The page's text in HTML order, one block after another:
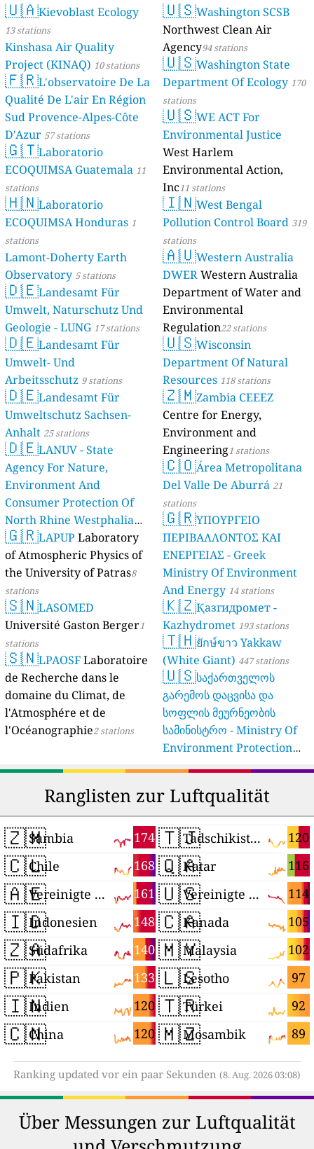
🇺🇦Kievoblast Ecology
13 stations
Kinshasa Air Quality
Project (KINAQ) 10 stations
🇫🇷L'observatoire De La
Qualité De L'air En Région
Sud Provence-Alpes-Côte
D'Azur 57 stations
🇬🇹Laboratorio
ECOQUIMSA Guatemala 11
stations
🇭🇳Laboratorio
ECOQUIMSA Honduras 1
stations
Lamont-Doherty Earth
Observatory 5 stations
🇩🇪Landesamt Für
Umwelt, Naturschutz Und
Geologie - LUNG 17 stations
🇩🇪Landesamt Für
Umwelt- Und
Arbeitsschutz 9 stations
🇩🇪Landesamt Für
Umweltschutz Sachsen-
Anhalt 25 stations
🇩🇪LANUV - State
Agency For Nature,
Environment And
Consumer Protection Of
North Rhine Westphalia
(Landesamt Für Natur,
Umwelt Und
Verbraucherschutz NRW)
61 stations
🇬🇷LAPUP Laboratory
of Atmospheric Physics of
the University of Patras8
stations
🇸🇳LASOMED
Université Gaston Berger1
stations
🇸🇳LPAOSF Laboratoire
de Recherche dans le
domaine du Climat, de
l'Atmosphére et de
l'Océanographie2 stations
🇺🇸Washington SCSB
Northwest Clean Air
Agency94 stations
🇺🇸Washington State
Department Of Ecology 170
stations
🇺🇸WE ACT For
Environmental Justice
West Harlem
Environmental Action,
Inc11 stations
🇮🇳West Bengal
Pollution Control Board 319
stations
🇦🇺Western Australia
DWERWestern Australia
Department of Water and
Environmental
Regulation22 stations
🇺🇸Wisconsin
Department Of Natural
Resources 118 stations
🇿🇲Zambia CEEEZ
Centre for Energy,
Environment and
Engineering1 stations
🇨🇴Área Metropolitana
Del Valle De Aburrá 21
stations
🇬🇷ΥΠΟΥΡΓΕΙΟ
ΠΕΡΙΒΑΛΛΟΝΤΟΣ ΚΑΙ
ΕΝΕΡΓΕΙΑΣ - Greek
Ministry Of Environment
And Energy 14 stations
🇰🇿Қазгидромет -
Kazhydromet 193 stations
🇹🇭ยักษ์ขาว Yakkaw
(White Giant) 447 stations
🇺🇸საქართველოს
გარემოს დაცვისა და
სოფლის მეურნეობის
სამინისტრო - Ministry Of
Environment Protection
Ranglisten zur Luftqualität
🇿🇲 174
Sambia
🇨🇱 168
Chile
🇦🇪 161
Vereinigte Arabische Emirate
🇮🇩 148
Indonesien
🇿🇦 140
Südafrika
🇵🇰 133
Pakistan
🇮🇳 120
Indien
🇨🇳 120
China
🇹🇯 120
Tadschikistan
🇶🇦 116
Katar
🇺🇸 114
Vereinigte Staaten
🇨🇦 105
Kanada
🇲🇾 102
Malaysia
🇱🇸 97
Lesotho
🇹🇷 92
Türkei
🇲🇿 89
Mosambik
Ranking updated vor ein paar Sekunden (8. Aug. 2026 03:08)
Über Messungen zur Luftqualität